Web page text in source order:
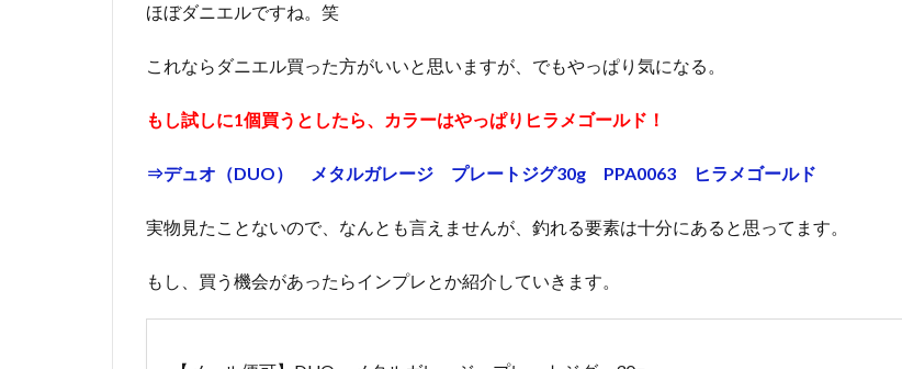
ほぼダニエルですね。笑
これならダニエル買った方がいいと思いますが、でもやっぱり気になる。
もし試しに1個買うとしたら、カラーはやっぱりヒラメゴールド！
⇒デュオ（DUO） メタルガレージ プレートジグ30g PPA0063 ヒラメゴールド
実物見たことないので、なんとも言えませんが、釣れる要素は十分にあると思ってます。
もし、買う機会があったらインプレとか紹介していきます。